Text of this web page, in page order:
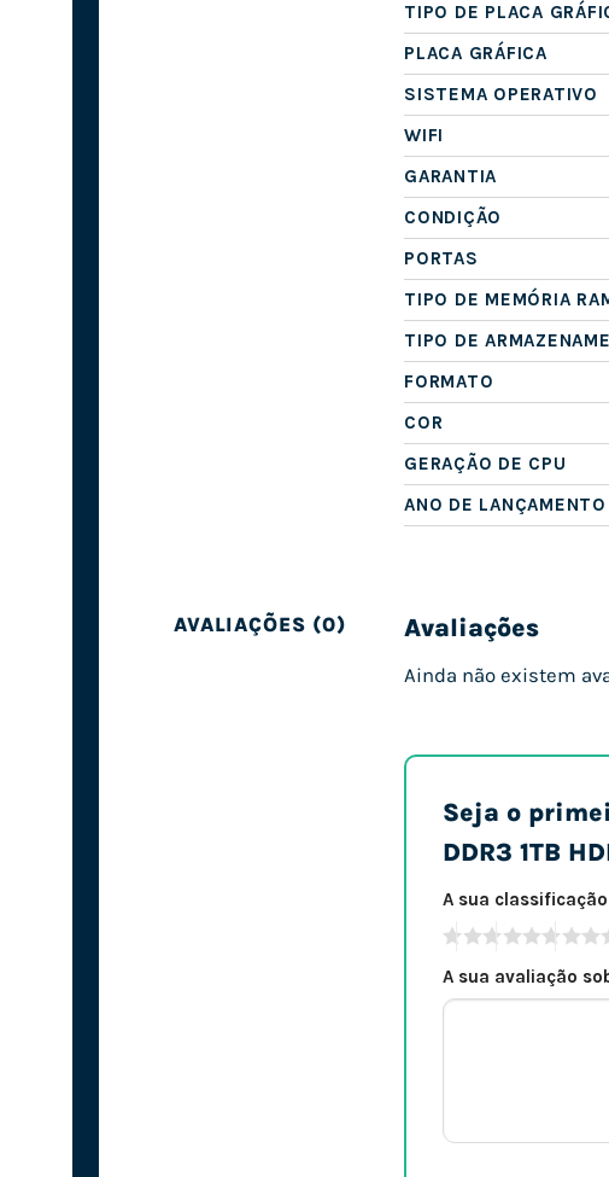
TIPO DE PLACA
PLACA GRÁFICA
SISTEMA OPERATIVO
WIFI
GARANTIA
CONDIÇÃO
PORTAS
TIPO DE MEMÓRIA
TIPO DE
FORMATO
COR
GERAÇÃO DE CPU
ANO DE LANÇAMENTO
AVALIAÇÕES (0) Avaliações
Ainda não existem
Seja o
DDR3 1TB
A sua classificação
A sua avaliação